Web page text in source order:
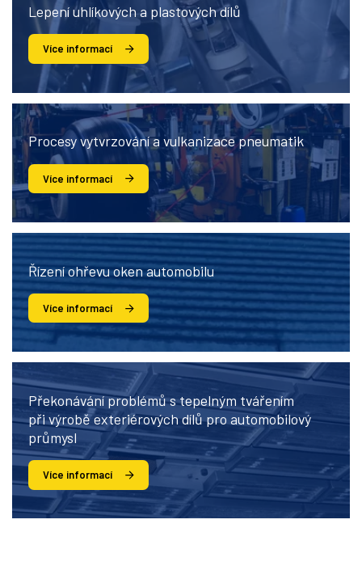
Lepení uhlíkových a plastových dílů
Více informací
Procesy vytvrzování a vulkanizace pneumatik
Více informací
Řízení ohřevu oken automobilu
Více informací
Překonávání problémů s tepelným tvářením
při výrobě exteriérových dílů pro automobilový
průmysl
Více informací